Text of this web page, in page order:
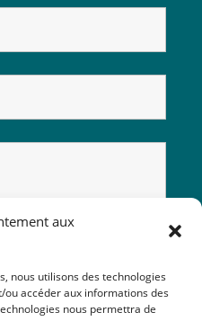
aux
nous utilisons des technologies
accéder aux informations des
nous permettra de